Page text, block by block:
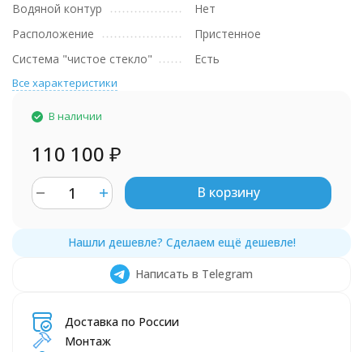
Водяной контур
Нет
Расположение
Пристенное
Система "чистое стекло"
Есть
Все характеристики
В наличии
110 100 ₽
В корзину
Написать в Telegram
Доставка по России
Монтаж